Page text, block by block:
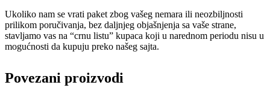
Ukoliko nam se vrati paket zbog vašeg nemara ili neozbiljnosti
prilikom poručivanja, bez daljnjeg objašnjenja sa vaše strane,
stavljamo vas na “crnu listu” kupaca koji u narednom periodu nisu u
mogućnosti da kupuju preko našeg sajta.
Povezani proizvodi